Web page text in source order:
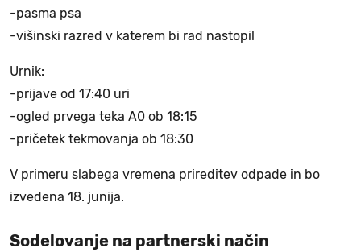
-pasma psa
-višinski razred v katerem bi rad nastopil
Urnik:
-prijave od 17:40 uri
-ogled prvega teka A0 ob 18:15
-pričetek tekmovanja ob 18:30
V primeru slabega vremena prireditev odpade in bo
izvedena 18. junija.
Sodelovanje na partnerski način